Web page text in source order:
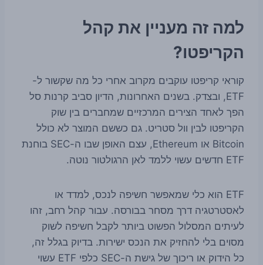
למה זה מעניין את קהל
הקריפטו?
קוראי קריפטו עוקבים מקרוב אחרי כל מה שקשור ל-
ETF, ובצדק. בשנים האחרונות, הדיון סביב קרנות סל
הפך לאחד הצירים המרכזיים שמחברים בין שוק
הקריפטו לבין וול סטריט. גם כששם המוצר לא כולל
Bitcoin או Ethereum, עצם האופן שבו ה-SEC בוחנת
ETF חדשים עשוי ללמד לאן הרגולטור נוטה.
ETF הוא כלי שמאפשר חשיפה לנכס, למדד או
לאסטרטגיה דרך מסחר בבורסה. עבור קהל רחב, זהו
לעיתים המסלול הפשוט ביותר לקבל חשיפה לשוק
מסוים בלי להחזיק את הנכס ישירות. בדיוק בגלל זה,
כל הידוק או ריכוך של גישת ה-SEC כלפי ETF עשוי